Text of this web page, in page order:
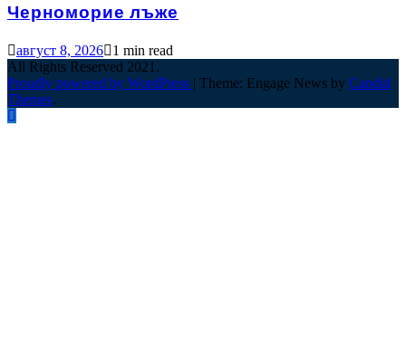
Черноморие лъже
август 8, 2026
1 min read
All Rights Reserved 2021.
Proudly powered by WordPress | Theme: Engage News by Candid
Themes.